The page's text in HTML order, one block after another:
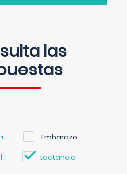
las
Embarazo
Lactancia